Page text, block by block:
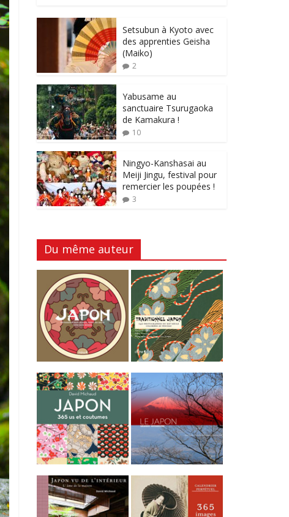
Setsubun à Kyoto avec
des apprenties Geisha
(Maiko)
2
Yabusame au
sanctuaire Tsurugaoka
de Kamakura !
10
Ningyo-Kanshasai au
Meiji Jingu, festival pour
remercier les poupées !
3
Du même auteur